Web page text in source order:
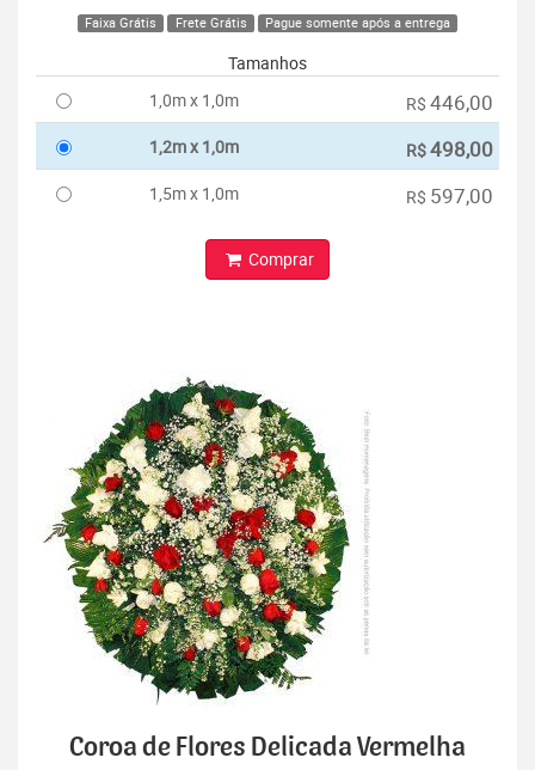
Faixa Grátis Frete Grátis Pague somente após a entrega
Tamanhos
1,0m x 1,0m
R$ 446,00
1,2m x 1,0m R$498,00
1,5m x 1,0m R$ 597,00
Comprar
Coroa de Flores Delicada Vermelha